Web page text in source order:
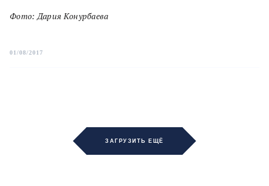
Фото: Дария Конурбаева
01/08/2017
ЗАГРУЗИТЬ ЕЩЁ